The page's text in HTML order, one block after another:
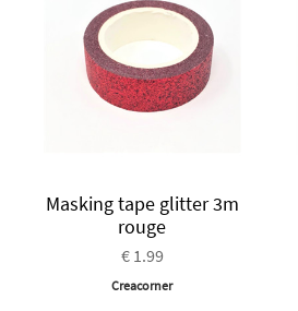
Masking tape glitter 3m
rouge
€ 1.99
Creacorner